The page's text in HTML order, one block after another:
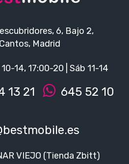
6, Bajo 2,
Madrid
14, 17:00-20 | Sáb 11-14
13 21
645 52 10
VIEJO (Tienda Zbitt)